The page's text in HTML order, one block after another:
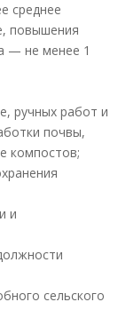
среднее
повышения
— не менее 1
ручных работ и
почвы,
компостов;
и
сельского